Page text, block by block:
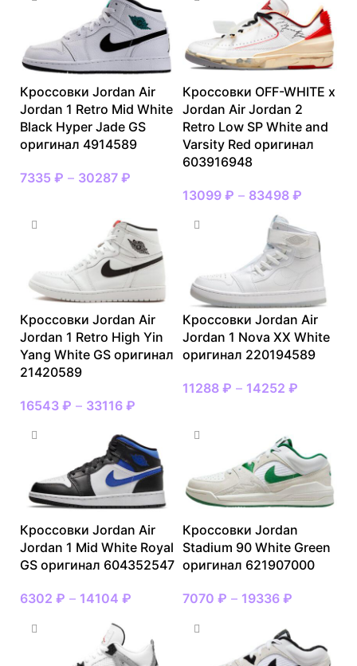
Кроссовки Jordan Air
Jordan 1 Retro Mid White
Black Hyper Jade GS
оригинал 4914589
7335 ₽ – 30287 ₽
Кроссовки OFF-WHITE x
Jordan Air Jordan 2
Retro Low SP White and
Varsity Red оригинал
603916948
13099 ₽ – 83498 ₽
Кроссовки Jordan Air
Jordan 1 Retro High Yin
Yang White GS оригинал
21420589
16543 ₽ – 33116 ₽
Кроссовки Jordan Air
Jordan 1 Nova XX White
оригинал 220194589
11288 ₽ – 14252 ₽
Кроссовки Jordan Air
Jordan 1 Mid White Royal
GS оригинал 604352547
6302 ₽ – 14104 ₽
Кроссовки Jordan
Stadium 90 White Green
оригинал 621907000
7070 ₽ – 19336 ₽